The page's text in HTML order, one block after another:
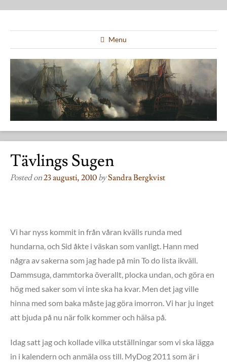
Menu
Tävlings Sugen
Posted on23 augusti, 2010 bySandra Bergkvist
Vi har nyss kommit in från våran kvälls runda med
hundarna, och Sid åkte i väskan som vanligt. Hann med
några av sakerna som jag hade på min To do lista ikväll.
Dammsuga, dammtorka överallt, plocka undan, och göra en
hög med saker som vi inte ska ha kvar. Men det jag ville
hinna med som baka måste jag göra imorron. Vi har ju inget
att bjuda på nu när folk kommer och hälsa på.
Idag satt jag och kollade vilka utställningar som vi ska lägga
in i kalendern och anmäla oss till. MyDog 2011 som är i